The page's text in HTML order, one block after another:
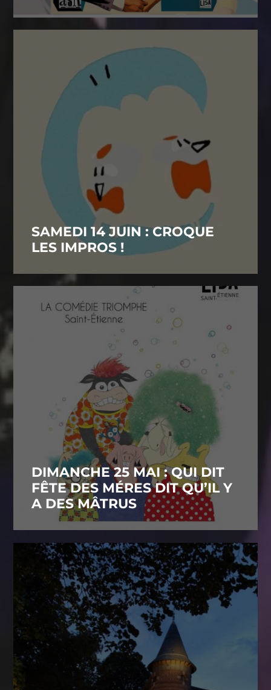
SAMEDI 14 JUIN : CROQUE
LES IMPROS !
DIMANCHE 25 MAI : QUI DIT
FÊTE DES MÉRES DIT QU’IL Y
A DES MÂTRUS